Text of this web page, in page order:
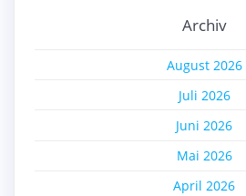
Archiv
August 2026
Juli 2026
Juni 2026
Mai 2026
April 2026